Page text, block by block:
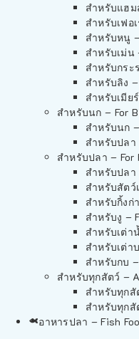
สำหรับแฮม
สำหรับเฟอ
สำหรับหนู
สำหรับเม่น
สำหรับกระ
สำหรับลิง –
สำหรับเมีย
สำหรับนก – For
สำหรับนก
สำหรับปลา
สำหรับปลา – For
สำหรับปลา
สำหรับสัตว์
สำหรับกิ้งก่
สำหรับงู –
สำหรับเต่า
สำหรับเต่า
สำหรับกบ –
สำหรับทุกสัตว์ –
สำหรับทุก
สำหรับทุก
อาหารปลา – Fish